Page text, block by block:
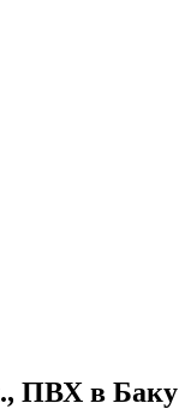
ПВХ в Баку